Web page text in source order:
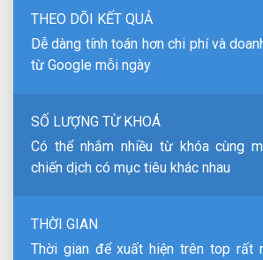
THEO DÕI KẾT QUẢ
Dễ dàng tính toán hơn chi phí và
từ Google mỗi ngày
SỐ LƯỢNG TỪ KHOÁ
Có thể nhắm nhiều từ khóa cùng
chiến dịch có mục tiêu khác nhau
THỜI GIAN
Thời gian để xuất hiện trên top rất